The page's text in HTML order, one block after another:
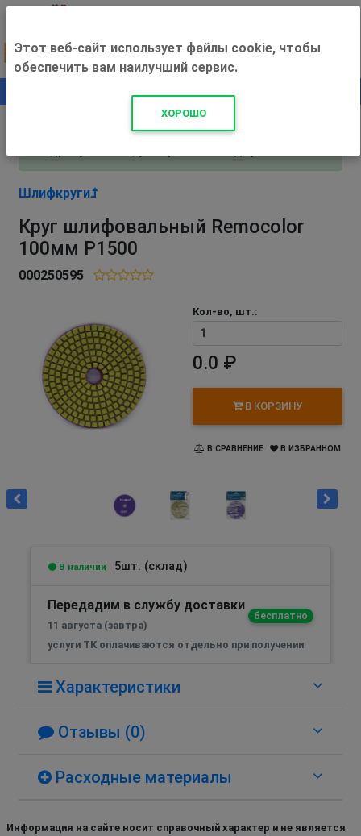
+500 ₽
Внимание! С 3 августа магазин работает по
Шлифкруги
Круг шлифовальный Remocolor
100мм Р1500
000250595
Кол-во, шт.:
0.0 ₽
В КОРЗИНУ
В СРАВНЕНИЕ В ИЗБРАННОМ
В наличии 5шт. (склад)
Передадим в службу доставки
бесплатно
11 августа (завтра)
услуги ТК оплачиваются отдельно при получении
Характеристики
Отзывы (0)
Расходные материалы
Информация на сайте носит справочный характер и не является
Этот веб-сайт использует файлы cookie, чтобы
обеспечить вам наилучший сервис.
ХОРОШО